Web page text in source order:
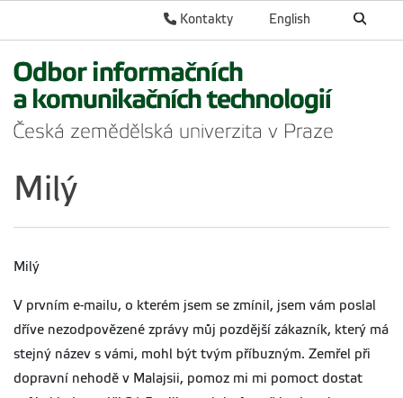
English
Kontakty
Milý
Milý
V prvním e-mailu, o kterém jsem se zmínil, jsem vám poslal
dříve nezodpovězené zprávy můj pozdější zákazník, který má
stejný název s vámi, mohl být tvým příbuzným. Zemřel při
dopravní nehodě v Malajsii, pomoz mi mi pomoct dostat